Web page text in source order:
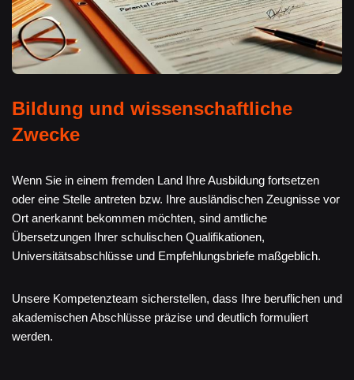
Bildung und wissenschaftliche
Zwecke
Wenn Sie in einem fremden Land Ihre Ausbildung fortsetzen
oder eine Stelle antreten bzw. Ihre ausländischen Zeugnisse vor
Ort anerkannt bekommen möchten, sind amtliche
Übersetzungen Ihrer schulischen Qualifikationen,
Universitätsabschlüsse und Empfehlungsbriefe maßgeblich.
Unsere Kompetenzteam sicherstellen, dass Ihre beruflichen und
akademischen Abschlüsse präzise und deutlich formuliert
werden.